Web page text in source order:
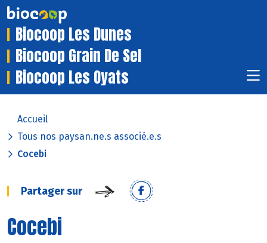
Biocoop Les Dunes
Biocoop Grain De Sel
Biocoop Les Oyats
Accueil
Tous nos paysan.ne.s associé.e.s
Cocebi
Partager sur
Cocebi